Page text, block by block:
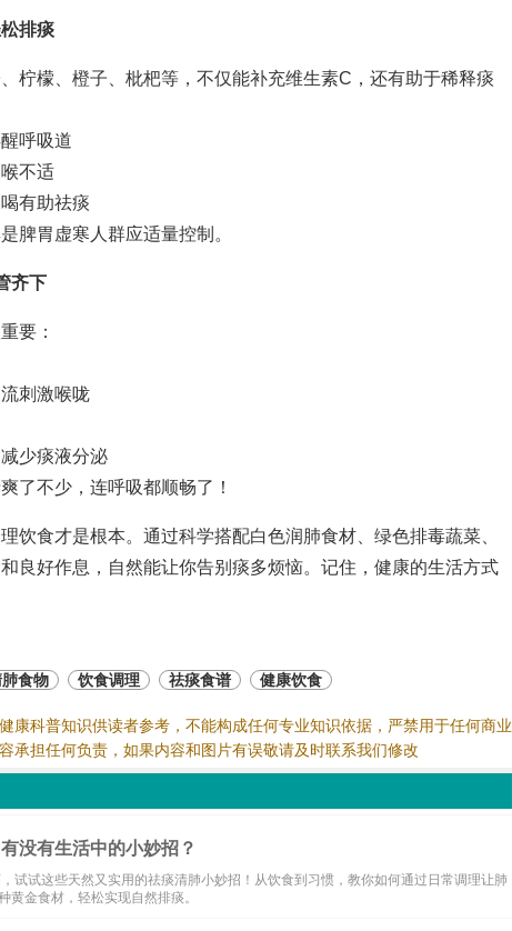
排痰
柠檬、橙子、枇杷等，不仅能补充维生素C，还有助于稀释痰
呼吸道
不适
有助祛痰
脾胃虚寒人群应适量控制。
齐下
要：
刺激喉咙
少痰液分泌
了不少，连呼吸都顺畅了！
饮食才是根本。通过科学搭配白色润肺食材、绿色排毒蔬菜、
良好作息，自然能让你告别痰多烦恼。记住，健康的生活方式
食物 饮食调理 祛痰食谱 健康饮食
康科普知识供读者参考，不能构成任何专业知识依据，严禁用于任何商业
承担任何负责，如果内容和图片有误敬请及时联系我们修改
没有生活中的小妙招？
试试这些天然又实用的祛痰清肺小妙招！从饮食到习惯，教你如何通过日常调理让肺
金食材，轻松实现自然排痰。